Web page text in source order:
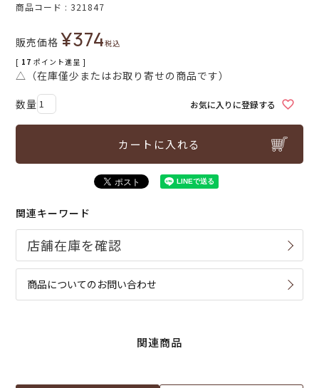
商品コード 321847
販売価格 ¥374税込
[ 17 ポイント進呈 ]
△（在庫僅少またはお取り寄せの商品です）
お気に入りに登録する
カートに入れる
関連キーワード
商品についてのお問い合わせ
関連商品